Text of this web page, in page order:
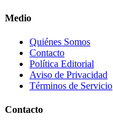
Medio
Quiénes Somos
Contacto
Política Editorial
Aviso de Privacidad
Términos de Servicio
Contacto